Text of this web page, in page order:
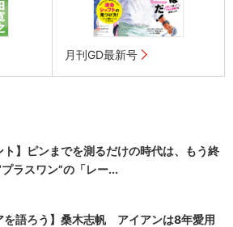
月刊GD最新号
ト】ピンまでを測るだけの時代は、もう終
ラスワン”の「レー...
を語ろう】桑木志帆 アイアンは8年愛用